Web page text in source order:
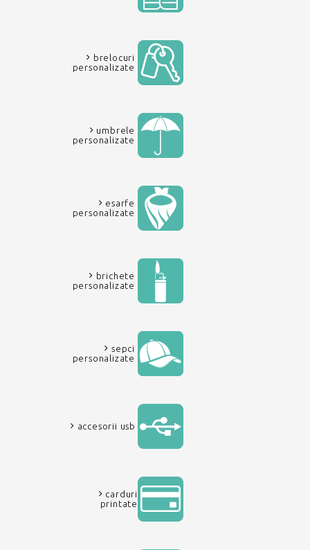
brelocuri
personalizate
umbrele
personalizate
esarfe
personalizate
brichete
personalizate
sepci
personalizate
accesorii usb
carduri
printate